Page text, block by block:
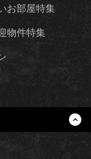
お部屋特集
物件特集